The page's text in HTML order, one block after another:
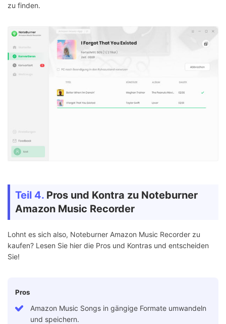
zu finden.
Teil 4. Pros und Kontra zu Noteburner
Amazon Music Recorder
Lohnt es sich also, Noteburner Amazon Music Recorder zu
kaufen? Lesen Sie hier die Pros und Kontras und entscheiden
Sie!
Pros
Amazon Music Songs in gängige Formate umwandeln
und speichern.